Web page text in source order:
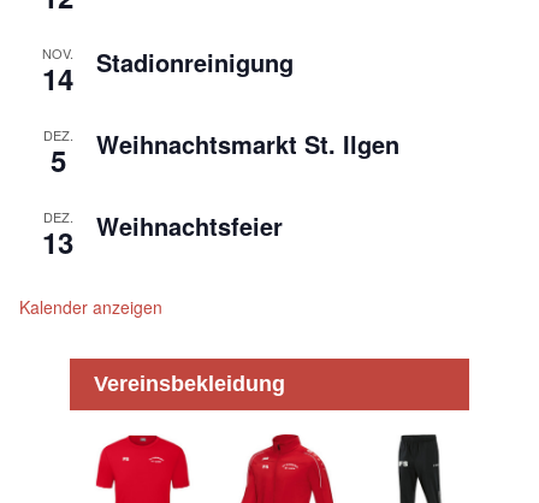
NOV.
14 Stadionreinigung
DEZ.
5 Weihnachtsmarkt St. Ilgen
DEZ.
13 Weihnachtsfeier
Kalender anzeigen
Vereinsbekleidung